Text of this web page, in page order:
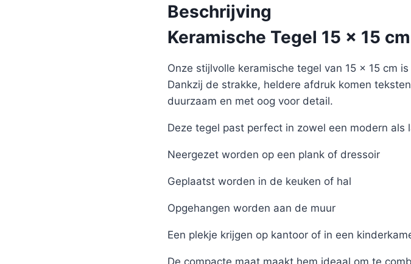
Beschrijving
Keramische Tegel 15 x 15
Onze stijlvolle keramische tegel van 15 x 15 cm
Dankzij de strakke, heldere afdruk komen
duurzaam en met oog voor detail.
Deze tegel past perfect in zowel een modern als
Neergezet worden op een plank of dressoir
Geplaatst worden in de keuken of hal
Opgehangen worden aan de muur
Een plekje krijgen op kantoor of in een
De compacte maat maakt hem ideaal om te